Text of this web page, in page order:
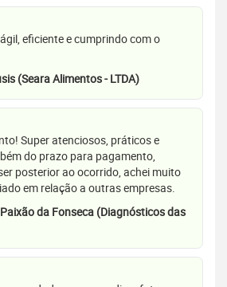
eficiente e cumprindo com o
(Seara Alimentos - LTDA)
Super atenciosos, práticos e
do prazo para pagamento,
posterior ao ocorrido, achei muito
em relação a outras empresas.
da Fonseca (Diagnósticos das